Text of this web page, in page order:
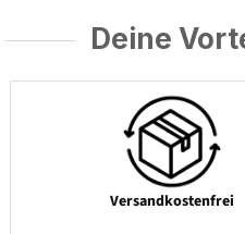
Deine
Versandkostenfrei